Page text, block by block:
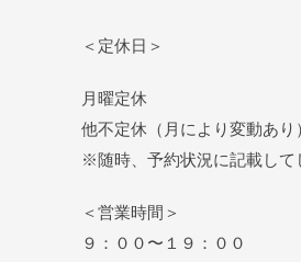
＜定休日＞
月曜定休
他不定休（月により変動あり
※随時、予約状況に記載して
＜営業時間＞
９：００〜１９：００